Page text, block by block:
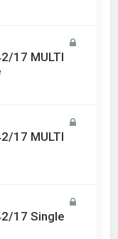
17 MULTI
17 MULTI
17 Single